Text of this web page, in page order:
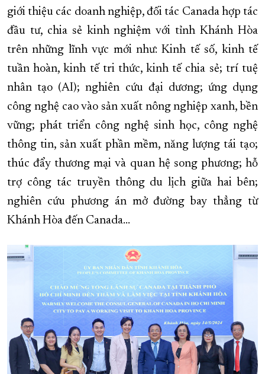
giới thiệu các doanh nghiệp, đối tác Canada hợp tác
đầu tư, chia sẻ kinh nghiệm với tỉnh Khánh Hòa
trên những lĩnh vực mới như: Kinh tế số, kinh tế
tuần hoàn, kinh tế tri thức, kinh tế chia sẻ; trí tuệ
nhân tạo (AI); nghiên cứu đại dương; ứng dụng
công nghệ cao vào sản xuất nông nghiệp xanh, bền
vững; phát triển công nghệ sinh học, công nghệ
thông tin, sản xuất phần mềm, năng lượng tái tạo;
thúc đẩy thương mại và quan hệ song phương; hỗ
trợ công tác truyền thông du lịch giữa hai bên;
nghiên cứu phương án mở đường bay thẳng từ
Khánh Hòa đến Canada…